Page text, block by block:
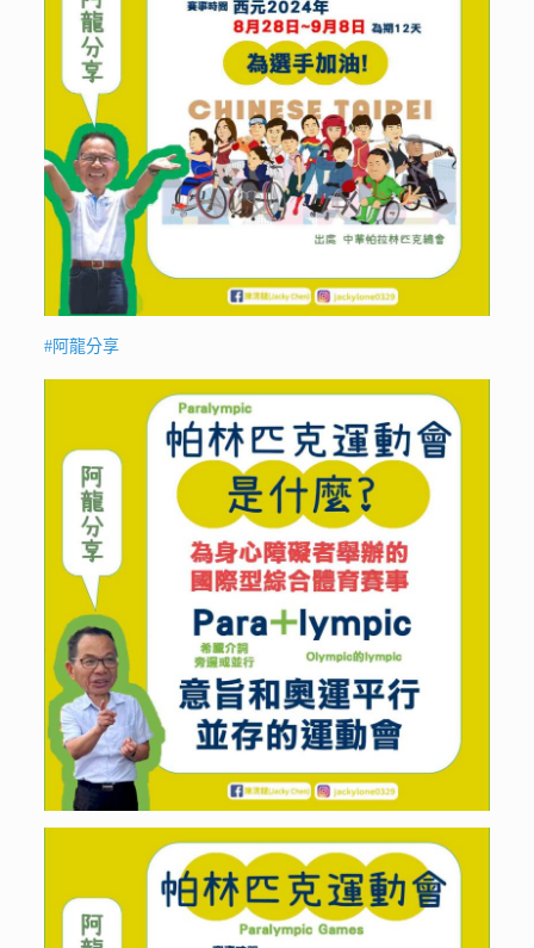
#阿龍分享